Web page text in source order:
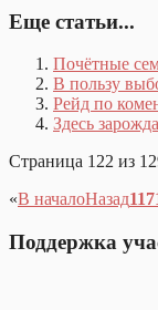
Еще статьи...
Почётные
В пользу
Рейд по
Здесь
Страница 122 из
«В началоНазад117
Поддержка